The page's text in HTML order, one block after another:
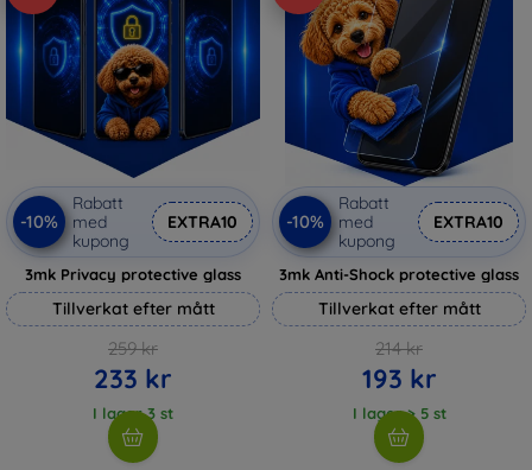
-10%
Rabatt
med
kupong
EXTRA10
3mk Privacy protective glass
Tillverkat efter mått
259 kr
233 kr
I lager 3 st
-10%
Rabatt
med
kupong
EXTRA10
3mk Anti-Shock protective glass
Tillverkat efter mått
214 kr
193 kr
I lager > 5 st